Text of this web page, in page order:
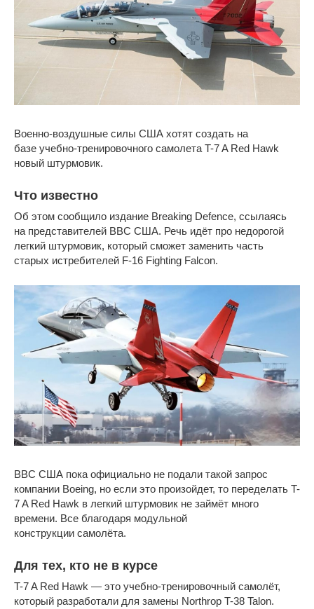
Военно-воздушные силы США хотят создать на
базе учебно-тренировочного самолета T-7 A Red Hawk
новый штурмовик.
Что известно
Об этом сообщило издание Breaking Defence, ссылаясь
на представителей ВВС США. Речь идёт про недорогой
легкий штурмовик, который сможет заменить часть
старых истребителей F-16 Fighting Falcon.
ВВС США пока официально не подали такой запрос
компании Boeing, но если это произойдет, то переделать T-
7 A Red Hawk в легкий штурмовик не займёт много
времени. Все благодаря модульной
конструкции самолёта.
Для тех, кто не в курсе
T-7 A Red Hawk — это учебно-тренировочный самолёт,
который разработали для замены Northrop T-38 Talon.